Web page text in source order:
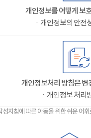
개인정보를 어떻게 보
ㆍ개인정보의 안전
개인정보처리 방침은 변
ㆍ개인정보 처리
지침에 따른 아동을 위한 쉬운 어휘